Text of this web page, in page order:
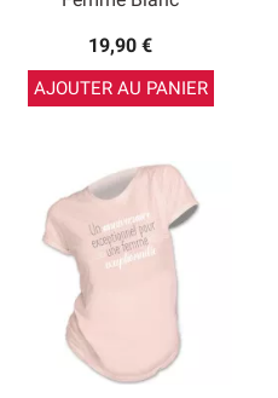
19,90 €
AJOUTER AU PANIER